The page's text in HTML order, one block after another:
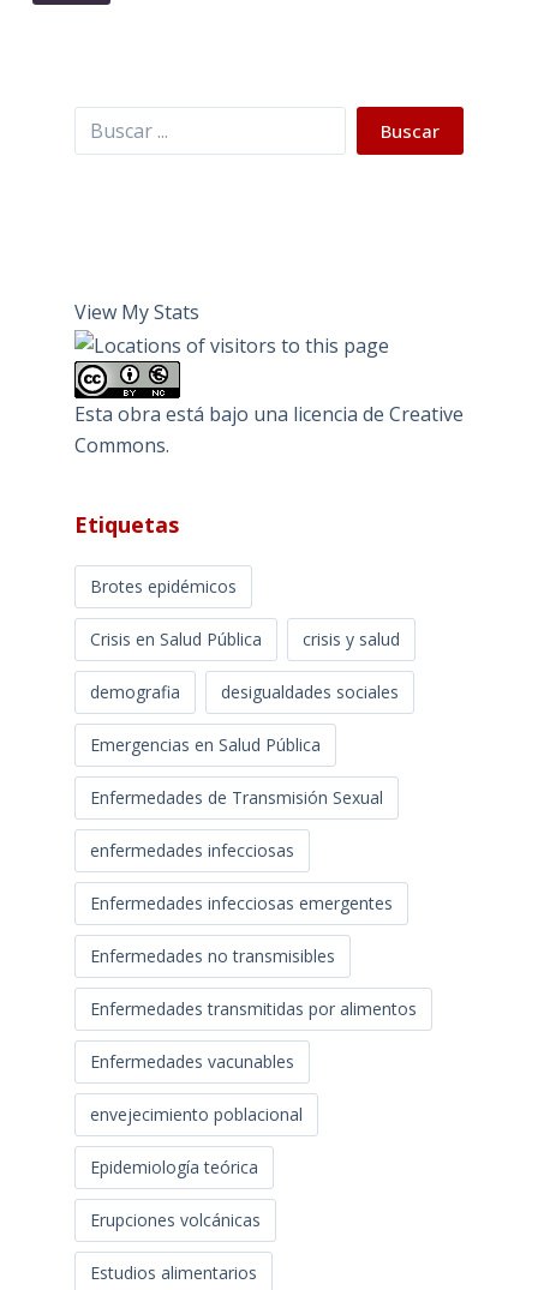
Buscar Buscar
View My Stats
Esta obra está bajo una licencia de Creative
Commons.
Etiquetas
Brotes epidémicos
Crisis en Salud Pública crisis y salud
demografia desigualdades sociales
Emergencias en Salud Pública
Enfermedades de Transmisión Sexual
enfermedades infecciosas
Enfermedades infecciosas emergentes
Enfermedades no transmisibles
Enfermedades transmitidas por alimentos
Enfermedades vacunables
envejecimiento poblacional
Epidemiología teórica
Erupciones volcánicas
Estudios alimentarios